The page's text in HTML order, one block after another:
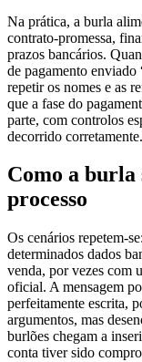
contrato-promessa,
prazos bancários.
de pagamento enviado
repetir os nomes e as
que a fase do
parte, com controlos
decorrido corretamente.
processo
determinados dados
venda, por vezes com
oficial. A mensagem
perfeitamente escrita,
argumentos, mas
burlões chegam a
conta tiver sido
legitimidade.